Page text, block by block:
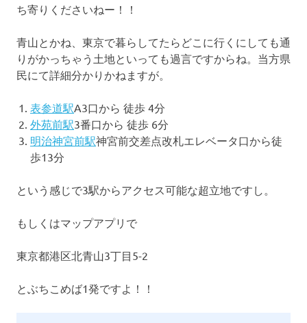
ち寄りくださいねー！！
青山とかね、東京で暮らしてたらどこに行くにしても通
りがかっちゃう土地といっても過言ですからね。当方県
民にて詳細分かりかねますが。
表参道駅A3口から 徒歩 4分
外苑前駅3番口から 徒歩 6分
明治神宮前駅神宮前交差点改札エレベータ口から徒
歩13分
という感じで3駅からアクセス可能な超立地ですし。
もしくはマップアプリで
東京都港区北青山3丁目5-2
とぶちこめば1発ですよ！！